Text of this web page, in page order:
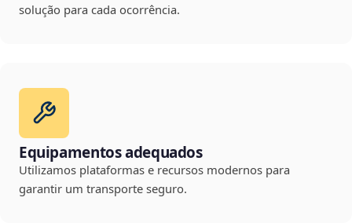
solução para cada ocorrência.
Equipamentos adequados
Utilizamos plataformas e recursos modernos para
garantir um transporte seguro.